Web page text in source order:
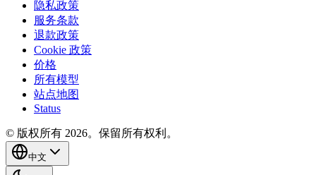
隐私政策
服务条款
退款政策
Cookie 政策
价格
所有模型
站点地图
Status
© 版权所有 2026。保留所有权利。
中文